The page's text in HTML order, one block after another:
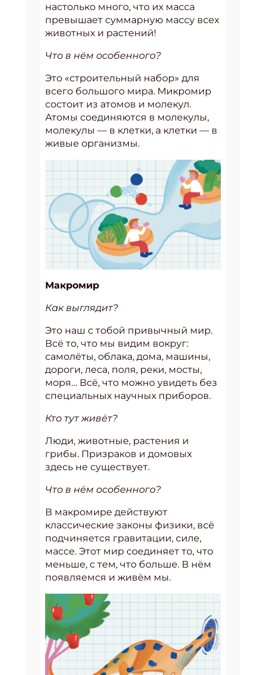
настолько много, что их масса
превышает суммарную массу всех
животных и растений!
Что в нём особенного?
Это «строительный набор» для
всего большого мира. Микромир
состоит из атомов и молекул.
Атомы соединяются в молекулы,
молекулы — в клетки, а клетки — в
живые организмы.
Макромир
Как выглядит?
Это наш с тобой привычный мир.
Всё то, что мы видим вокруг:
самолёты, облака, дома, машины,
дороги, леса, поля, реки, мосты,
моря… Всё, что можно увидеть без
специальных научных приборов.
Кто тут живёт?
Люди, животные, растения и
грибы. Призраков и домовых
здесь не существует.
Что в нём особенного?
В макромире действуют
классические законы физики, всё
подчиняется гравитации, силе,
массе. Этот мир соединяет то, что
меньше, с тем, что больше. В нём
появляемся и живём мы.